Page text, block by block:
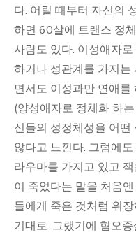
다. 어릴 때부터 자신의
하면 60살에 트랜스 정
사람도 있다. 이성애자
하거나 성관계를 가지
면서도 이성과만 연애
(양성애자로 정체화 하
신들의 성정체성을 어
않다고 느낀다. 그럼에
라우마를 가지고 있고
이 죽었다는 말을 처음
들에게 죽은 것처럼 위
기대로. 그랬기에 혐오